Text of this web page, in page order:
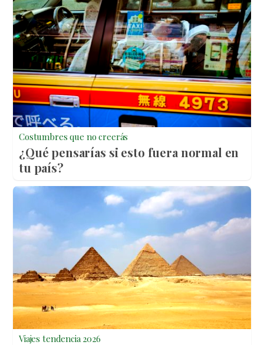
Costumbres que no creerás
¿Qué pensarías si esto fuera normal en
tu país?
Viajes tendencia 2026